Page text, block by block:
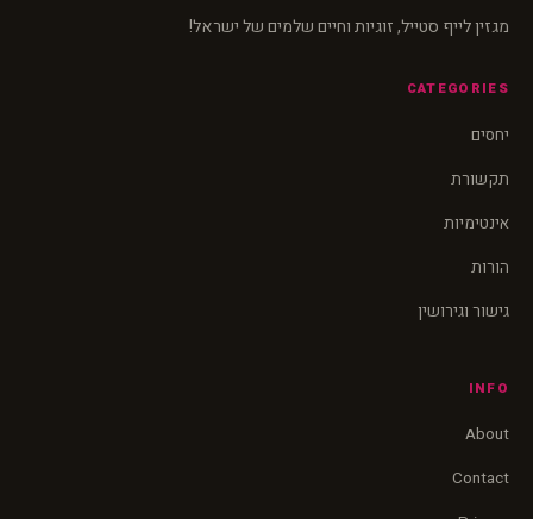
מגזין לייף סטייל, זוגיות וחיים שלמים של ישראל!
CATEGORIES
יחסים
תקשורת
אינטימיות
הורות
גישור וגירושין
INFO
About
Contact